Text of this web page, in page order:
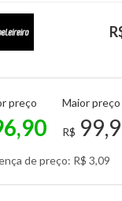
preço Maior preço
R$
de preço: R$ 3,09